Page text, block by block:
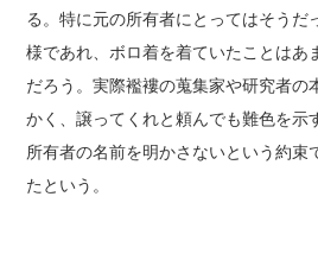
る。特に元の所有者にとってはそうだ
様であれ、ボロ着を着ていたことはあ
だろう。実際襤褸の蒐集家や研究者の
かく、譲ってくれと頼んでも難色を示
所有者の名前を明かさないという約束
たという。